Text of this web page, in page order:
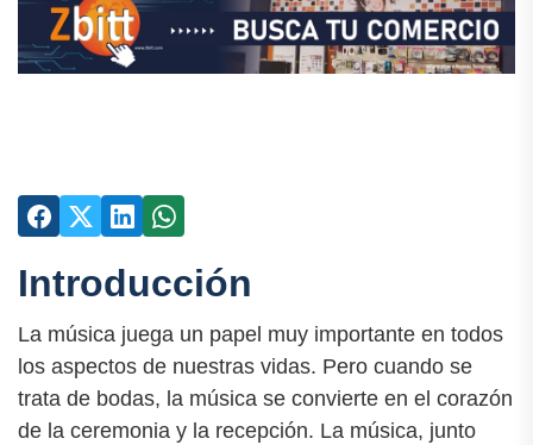
Introducción
La música juega un papel muy importante en todos
los aspectos de nuestras vidas. Pero cuando se
trata de bodas, la música se convierte en el corazón
de la ceremonia y la recepción. La música, junto